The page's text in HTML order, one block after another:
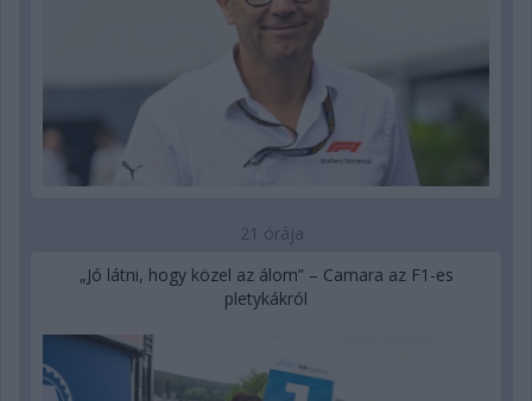
21 órája
„Jó látni, hogy közel az álom” – Camara az F1-es
pletykákról